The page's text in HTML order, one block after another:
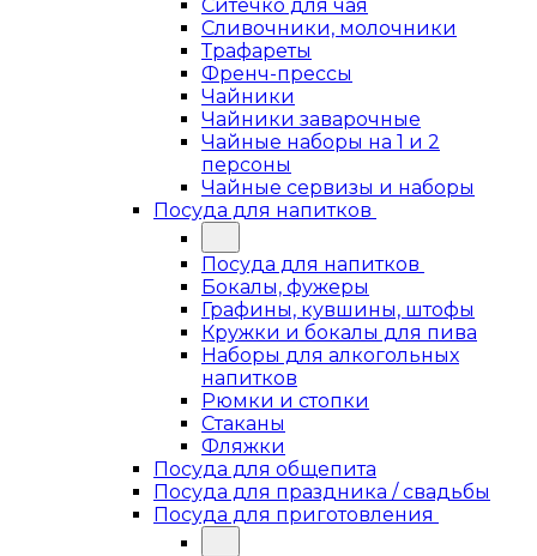
Ситечко для чая
Сливочники, молочники
Трафареты
Френч-прессы
Чайники
Чайники заварочные
Чайные наборы на 1 и 2
персоны
Чайные сервизы и наборы
Посуда для напитков
Посуда для напитков
Бокалы, фужеры
Графины, кувшины, штофы
Кружки и бокалы для пива
Наборы для алкогольных
напитков
Рюмки и стопки
Стаканы
Фляжки
Посуда для общепита
Посуда для праздника / свадьбы
Посуда для приготовления